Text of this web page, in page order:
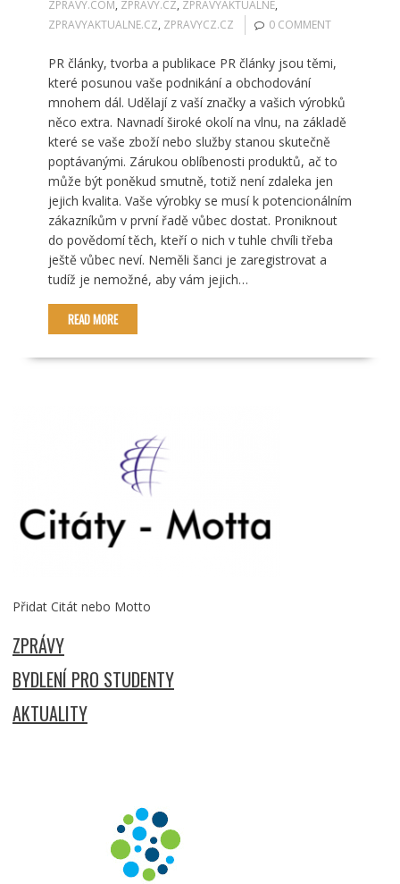
ZPRAVY.COM, ZPRAVY.CZ, ZPRAVYAKTUALNE,
ZPRAVYAKTUALNE.CZ, ZPRAVYCZ.CZ 0 COMMENT
PR články, tvorba a publikace PR články jsou těmi,
které posunou vaše podnikání a obchodování
mnohem dál. Udělají z vaší značky a vašich výrobků
něco extra. Navnadí široké okolí na vlnu, na základě
které se vaše zboží nebo služby stanou skutečně
poptávanými. Zárukou oblíbenosti produktů, ač to
může být poněkud smutně, totiž není zdaleka jen
jejich kvalita. Vaše výrobky se musí k potencionálním
zákazníkům v první řadě vůbec dostat. Proniknout
do povědomí těch, kteří o nich v tuhle chvíli třeba
ještě vůbec neví. Neměli šanci je zaregistrovat a
tudíž je nemožné, aby vám jejich…
READ MORE
Přidat Citát nebo Motto
ZPRÁVY
BYDLENÍ PRO STUDENTY
AKTUALITY